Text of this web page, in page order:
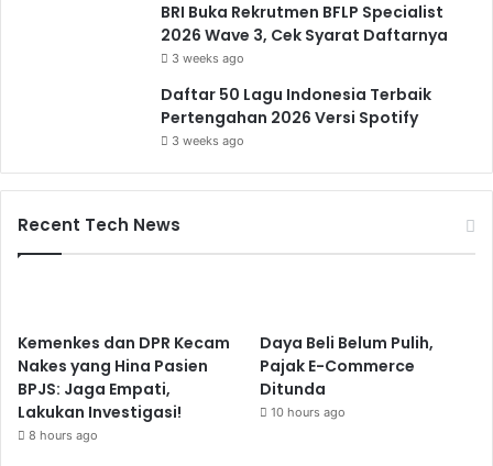
BRI Buka Rekrutmen BFLP Specialist
2026 Wave 3, Cek Syarat Daftarnya
3 weeks ago
Daftar 50 Lagu Indonesia Terbaik
Pertengahan 2026 Versi Spotify
3 weeks ago
Recent Tech News
Kemenkes dan DPR Kecam
Nakes yang Hina Pasien
BPJS: Jaga Empati,
Lakukan Investigasi!
8 hours ago
Daya Beli Belum Pulih,
Pajak E-Commerce
Ditunda
10 hours ago